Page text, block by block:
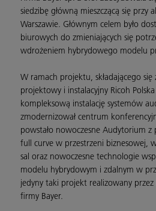
siedzibę główną mieszczącą się przy
Warszawie. Głównym celem było
biurowych do zmieniających się
wdrożeniem hybrydowego modelu
W ramach projektu, składającego
projektowy i instalacyjny Ricoh Polska
kompleksową instalację systemów
zmodernizował centrum
powstało nowoczesne Audytorium z
full curve w przestrzeni biznesowej,
sal oraz nowoczesne technologie
modelu hybrydowym i zdalnym w
jedyny taki projekt realizowany
firmy Bayer.